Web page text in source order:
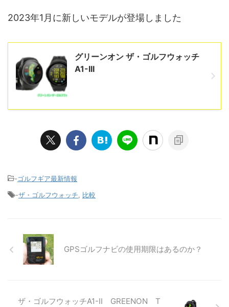
2023年1月に新しいモデルが登場しました
グリーンオン ザ・ゴルフウォッチ
A1-III
-ゴルフギア最新情報
-ザ・ゴルフウォッチ, 比較
GPSゴルフナビの使用期限はあるのか？
ザ・ゴルフウォッチA1-Ⅱ GREENON T